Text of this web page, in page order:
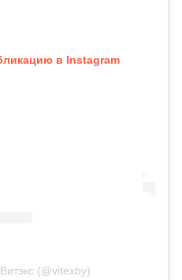
в Instagram
(@vitexby)